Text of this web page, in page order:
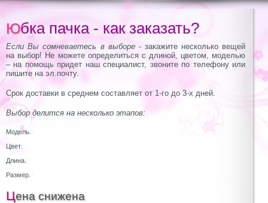
Юбка пачка - как заказать?
Если Вы сомневаетесь в выборе - закажите несколько вещей
на выбор! Не можете определиться с длиной, цветом, моделью
– на помощь придет наш специалист, звоните по телефону или
пишите на эл.почту.
Срок доставки в среднем составляет от 1-го до 3-х дней.
Выбор делится на несколько этапов:
Модель.
Цвет.
Длина.
Размер.
Цена снижена